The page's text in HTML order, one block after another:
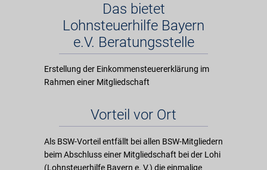
Das bietet
Lohnsteuerhilfe Bayern
e.V. Beratungsstelle
Erstellung der Einkommensteuererklärung im
Rahmen einer Mitgliedschaft
Vorteil vor Ort
Als BSW-Vorteil entfällt bei allen BSW-Mitgliedern
beim Abschluss einer Mitgliedschaft bei der Lohi
(Lohnsteuerhilfe Bayern e. V.) die einmalige